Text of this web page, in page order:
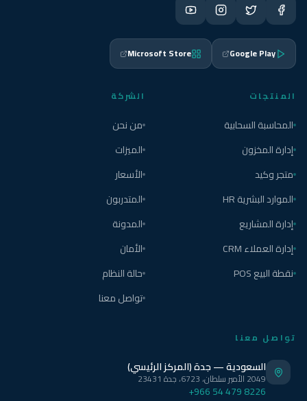
Google Play
Microsoft Store
المنتجات
المحاسبة السحابية
إدارة المخزون
متجر وكيد
الموارد البشرية HR
إدارة المشاريع
إدارة العملاء CRM
نقطة البيع POS
الشركة
من نحن
الميزات
الأسعار
المتدربون
المدونة
الأمان
حالة النظام
تواصل معنا
تواصل معنا
السعودية — جدة (المركز الرئيسي)
2049 الأمير سلطان، 6723، جدة 23431
+966 54 479 8226